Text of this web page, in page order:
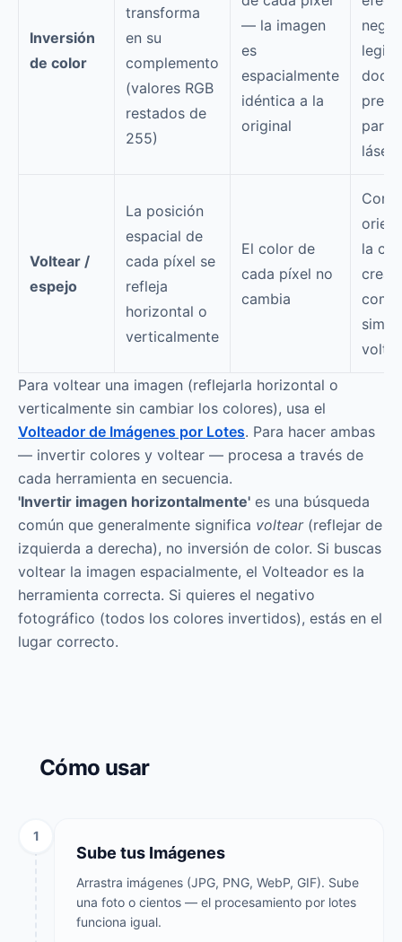
Inversión
de color
transforma
en su
complemento
(valores RGB
restados de
255)
— la imagen
es
espacialmente
idéntica a la
original
para
láser
Voltear /
espejo
La posición
espacial de
cada píxel se
refleja
horizontal o
verticalmente
El color de
cada píxel no
cambia
la
crear
Para voltear una imagen (reflejarla horizontal o
verticalmente sin cambiar los colores), usa el
Volteador de Imágenes por Lotes. Para hacer ambas
— invertir colores y voltear — procesa a través de
cada herramienta en secuencia.
'Invertir imagen horizontalmente' es una búsqueda
común que generalmente significa voltear(reflejar de
izquierda a derecha), no inversión de color. Si buscas
voltear la imagen espacialmente, el Volteador es la
herramienta correcta. Si quieres el negativo
fotográfico (todos los colores invertidos), estás en el
lugar correcto.
Cómo usar
1
Sube tus Imágenes
Arrastra imágenes (JPG, PNG, WebP, GIF). Sube
una foto o cientos — el procesamiento por lotes
funciona igual.